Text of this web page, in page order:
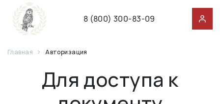
8 (800) 300-83-09
Главная Авторизация
Для доступа к